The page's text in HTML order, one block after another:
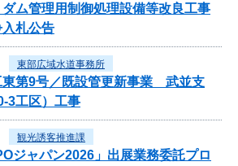
ム管理用制御処理設備等改良工事
札公告
東部広域水道事務所
東第9号／既設管更新事業 武並支
3工区）工事
観光誘客推進課
ジャパン2026」出展業務委託プロ